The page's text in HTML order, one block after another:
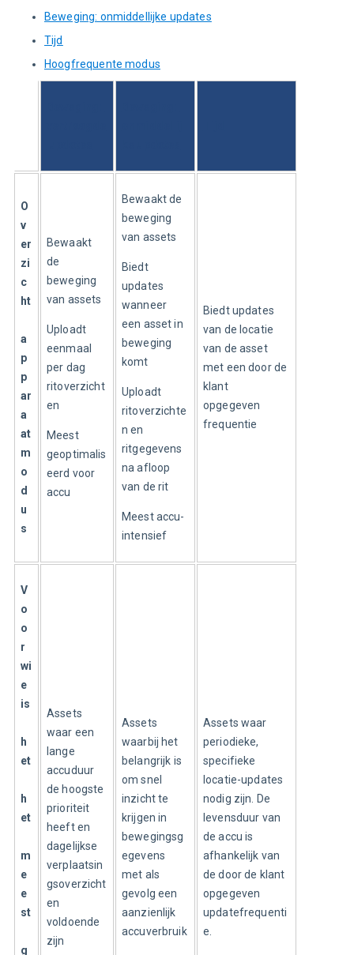
Beweging: onmiddellijke updates
Tijd
Hoogfrequente modus
O
v
er
zi
c
ht
a
p
p
ar
a
at
m
o
d
u
s
Bewaakt
de
beweging
van assets
Uploadt
eenmaal
per dag
ritoverzicht
en
Meest
geoptimalis
eerd voor
accu
Bewaakt de
beweging
van assets
Biedt
updates
wanneer
een asset in
beweging
komt
Uploadt
ritoverzichte
n en
ritgegevens
na afloop
van de rit
Meest accu-
intensief
Biedt updates
van de locatie
van de asset
met een door de
klant
opgegeven
frequentie
V
o
o
r
wi
e
is
h
et
h
et
m
e
e
st
g
Assets
waar een
lange
accuduur
de hoogste
prioriteit
heeft en
dagelijkse
verplaatsin
gsoverzicht
en
voldoende
zijn
Assets
waarbij het
belangrijk is
om snel
inzicht te
krijgen in
bewegingsg
egevens
met als
gevolg een
aanzienlijk
accuverbruik
Assets waar
periodieke,
specifieke
locatie-updates
nodig zijn. De
levensduur van
de accu is
afhankelijk van
de door de klant
opgegeven
updatefrequenti
e.